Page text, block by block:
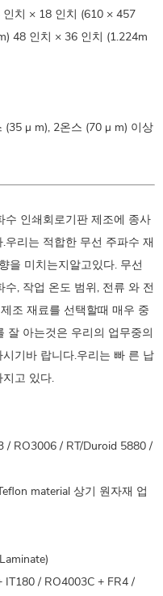
치 × 18 인치 (610 × 457
48 인치 × 36 인치 (1.224m
μ m), 2온스 (70 μ m) 이상
수 인쇄회로기판 제조에 종사
리는 적합한 무선 주파수 재
을 미치는지알고있다. 무선
, 작업 온도 범위, 전류 와 전
조 재료를 선택할때 매우 중
잘 아는것은 우리의 업무중의
기바 랍니다.우리는 빠 른 납
고 있다.
/ RO3006 / RT/Duroid 5880 /
material 상기 원자재 업
IT180 / RO4003C + FR4 /